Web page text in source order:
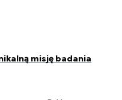
misję badania